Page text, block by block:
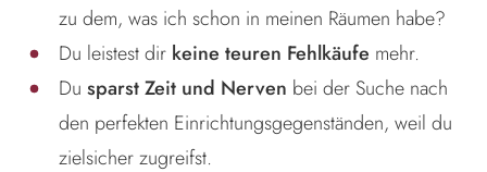
zu dem, was ich schon in meinen Räumen habe?
Du leistest dir keine teuren Fehlkäufe mehr.
Du sparst Zeit und Nerven bei der Suche nach
den perfekten Einrichtungsgegenständen, weil du
zielsicher zugreifst.